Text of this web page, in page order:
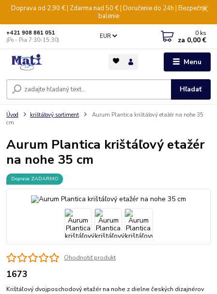
Doprava od 2,90 € | Zdarma nad 50 € | Doručenie do 24h | Bezpečné
balenie
Menu
EUR
Hľadať
+421 908 861 051
(Po - Pia 7:30-15:30)
0 ks
za 0,00 €
Úvod krištáľový sortiment
Aurum Plantica krištáľový etažér na nohe 35
cm
Aurum Plantica krištáľový etažér
na nohe 35 cm
Doprava ZADARMO
Ohodnotiť produkt
1673
Krištáľový dvojposchodový etažér na nohe z dielne českých dizajnérov